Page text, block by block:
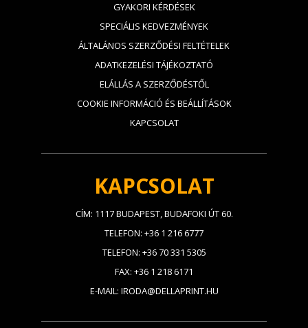
GYAKORI KÉRDÉSEK
SPECIÁLIS KEDVEZMÉNYEK
ÁLTALÁNOS SZERZŐDÉSI FELTÉTELEK
ADATKEZELÉSI TÁJÉKOZTATÓ
ELÁLLÁS A SZERZŐDÉSTŐL
COOKIE INFORMÁCIÓ ÉS BEÁLLÍTÁSOK
KAPCSOLAT
KAPCSOLAT
CÍM: 1117 BUDAPEST, BUDAFOKI ÚT 60.
TELEFON: +36 1 216 6777
TELEFON: +36 70 331 5305
FAX: +36 1 218 6171
E-MAIL: IRODA@DELLAPRINT.HU